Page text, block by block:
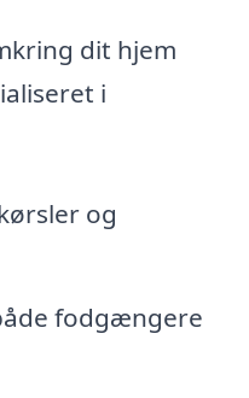
dit hjem
i
og
fodgængere